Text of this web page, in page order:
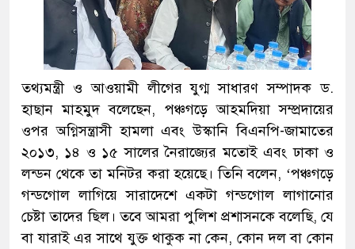
তথ্যমন্ত্রী ও আওয়ামী লীগের যুগ্ম সাধারণ সম্পাদক ড.
হাছান মাহমুদ বলেছেন, পঞ্চগড়ে আহমদিয়া সম্প্রদায়ের
ওপর অগ্নিসন্ত্রাসী হামলা এবং উস্কানি বিএনপি-জামাতের
২০১৩, ১৪ ও ১৫ সালের নৈরাজ্যের মতোই এবং ঢাকা ও
লন্ডন থেকে তা মনিটর করা হয়েছে। তিনি বলেন, ‘পঞ্চগড়ে
গন্ডগোল লাগিয়ে সারাদেশে একটা গন্ডগোল লাগানোর
চেষ্টা তাদের ছিল। তবে আমরা পুলিশ প্রশাসনকে বলেছি, যে
বা যারাই এর সাথে যুক্ত থাকুক না কেন, কোন দল বা কোন